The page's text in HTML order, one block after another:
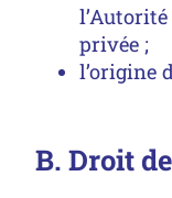
privée ;
l’origine
B. Droit